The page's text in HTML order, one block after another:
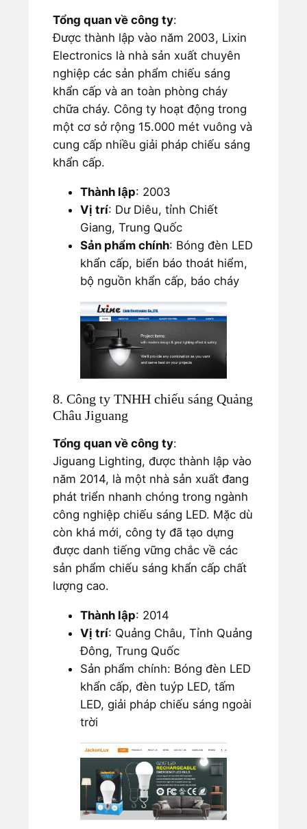
Tổng quan về công ty:
Được thành lập vào năm 2003, Lixin
Electronics là nhà sản xuất chuyên
nghiệp các sản phẩm chiếu sáng
khẩn cấp và an toàn phòng cháy
chữa cháy. Công ty hoạt động trong
một cơ sở rộng 15.000 mét vuông và
cung cấp nhiều giải pháp chiếu sáng
khẩn cấp.
Thành lập: 2003
Vị trí: Dư Diêu, tỉnh Chiết
Giang, Trung Quốc
Sản phẩm chính: Bóng đèn LED
khẩn cấp, biển báo thoát hiểm,
bộ nguồn khẩn cấp, báo cháy
8. Công ty TNHH chiếu sáng Quảng
Châu Jiguang
Tổng quan về công ty:
Jiguang Lighting, được thành lập vào
năm 2014, là một nhà sản xuất đang
phát triển nhanh chóng trong ngành
công nghiệp chiếu sáng LED. Mặc dù
còn khá mới, công ty đã tạo dựng
được danh tiếng vững chắc về các
sản phẩm chiếu sáng khẩn cấp chất
lượng cao.
Thành lập: 2014
Vị trí: Quảng Châu, Tỉnh Quảng
Đông, Trung Quốc
Sản phẩm chính: Bóng đèn LED
khẩn cấp, đèn tuýp LED, tấm
LED, giải pháp chiếu sáng ngoài
trời